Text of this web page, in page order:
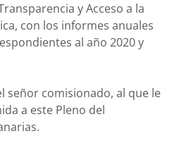
y Acceso a la
con los informes anuales
al año 2020 y
señor comisionado, al que le
a este Pleno del